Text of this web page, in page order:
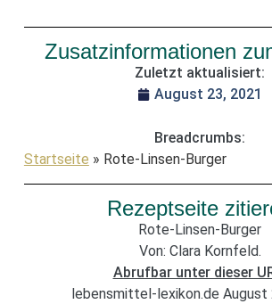
Zusatzinformationen
Zuletzt aktualisiert:
August 23, 2021
Breadcrumbs:
Startseite » Rote-Linsen-Burger
Rezeptseite
Rote-Linsen-Burger
Von: Clara Kornfeld.
Abrufbar unter dieser
lebensmittel-lexikon.de August